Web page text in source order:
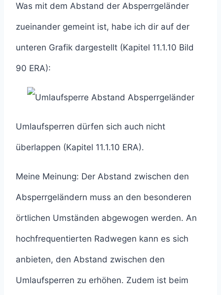
Was mit dem Abstand der Absperrgeländer
zueinander gemeint ist, habe ich dir auf der
unteren Grafik dargestellt (Kapitel 11.1.10 Bild
90 ERA):
Umlaufsperren dürfen sich auch nicht
überlappen (Kapitel 11.1.10 ERA).
Meine Meinung: Der Abstand zwischen den
Absperrgeländern muss an den besonderen
örtlichen Umständen abgewogen werden. An
hochfrequentierten Radwegen kann es sich
anbieten, den Abstand zwischen den
Umlaufsperren zu erhöhen. Zudem ist beim